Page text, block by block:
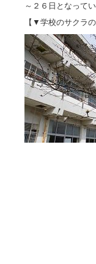
～２６日となって
【▼学校のサクラ